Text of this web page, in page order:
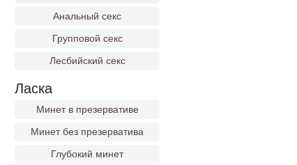
Анальный секс
Групповой секс
Лесбийский секс
Ласка
Минет в презервативе
Минет без презерватива
Глубокий минет